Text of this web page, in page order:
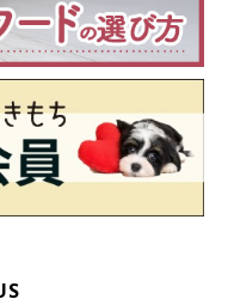
「発情休止期」「無発情
情期の進み具合は犬によ
いこともあります。